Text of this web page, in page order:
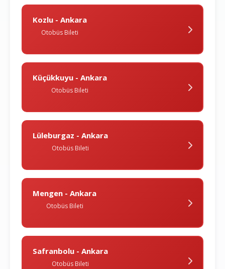
Kozlu - Ankara
Otobüs Bileti
Küçükkuyu - Ankara
Otobüs Bileti
Lüleburgaz - Ankara
Otobüs Bileti
Mengen - Ankara
Otobüs Bileti
Safranbolu - Ankara
Otobüs Bileti